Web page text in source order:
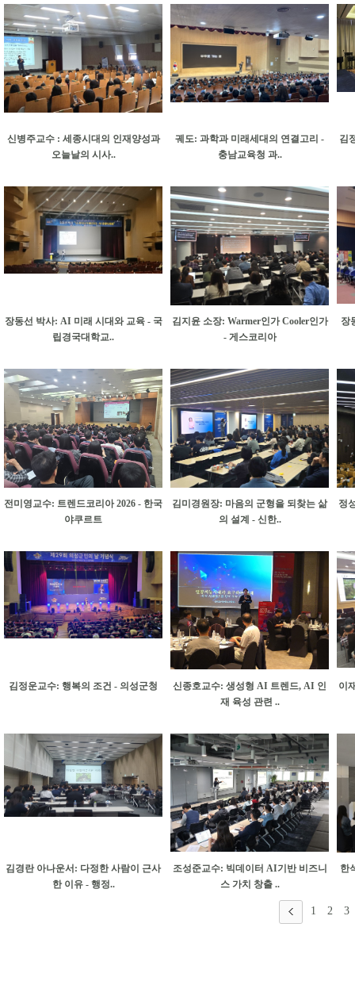
신병주교수 : 세종시대의 인재양성과
오늘날의 시사..
궤도: 과학과 미래세대의 연결고리 -
충남교육청 과..
김
장동선 박사: AI 미래 시대와 교육 - 국
립경국대학교..
김지윤 소장: Warmer인가 Cooler인가
- 게스코리아
장
전미영교수: 트렌드코리아 2026 - 한국
야쿠르트
김미경원장: 마음의 군형을 되찾는 삶
의 설계 - 신한..
정
김정운교수: 행복의 조건 - 의성군청
신종호교수: 생성형 AI 트렌드, AI 인
재 육성 관련 ..
이
김경란 아나운서: 다정한 사람이 근사
한 이유 - 행정..
조성준교수: 빅데이터 AI기반 비즈니
스 가치 창출 ..
한
1 2 3